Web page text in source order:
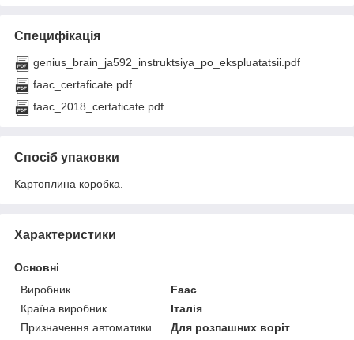
Специфікація
genius_brain_ja592_instruktsiya_po_ekspluatatsii.pdf
faac_certaficate.pdf
faac_2018_certaficate.pdf
Спосіб упаковки
Картоплина коробка.
Характеристики
Основні
Виробник
Faac
Країна виробник
Італія
Призначення автоматики
Для розпашних воріт